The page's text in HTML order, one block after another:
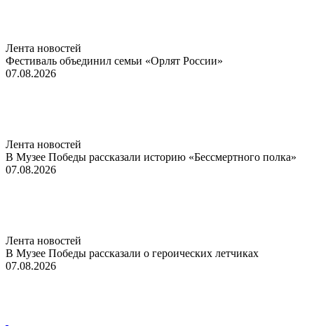
Лента новостей
Фестиваль объединил семьи «Орлят России»
07.08.2026
Лента новостей
В Музее Победы рассказали историю «Бессмертного полка»
07.08.2026
Лента новостей
В Музее Победы рассказали о героических летчиках
07.08.2026